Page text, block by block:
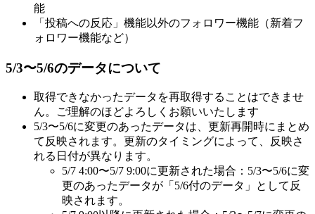
能
「投稿への反応」機能以外のフォロワー機能（新着フ
ォロワー機能など）
5/3〜5/6のデータについて
取得できなかったデータを再取得することはできませ
ん。ご理解のほどよろしくお願いいたします
5/3〜5/6に変更のあったデータは、更新再開時にまとめ
て反映されます。更新のタイミングによって、反映さ
れる日付が異なります。
5/7 4:00〜5/7 9:00に更新された場合：5/3〜5/6に変
更のあったデータが「5/6付のデータ」として反
映されます。